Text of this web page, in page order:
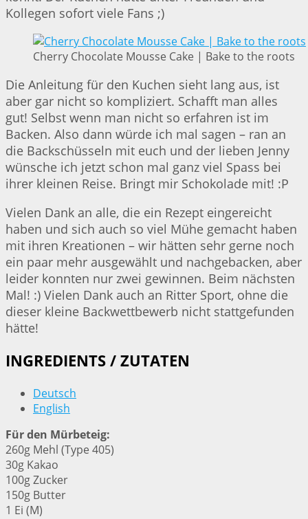
Kollegen sofort viele Fans ;)
Cherry Chocolate Mousse Cake | Bake to the roots
Die Anleitung für den Kuchen sieht lang aus, ist
aber gar nicht so kompliziert. Schafft man alles
gut! Selbst wenn man nicht so erfahren ist im
Backen. Also dann würde ich mal sagen – ran an
die Backschüsseln mit euch und der lieben Jenny
wünsche ich jetzt schon mal ganz viel Spass bei
ihrer kleinen Reise. Bringt mir Schokolade mit! :P
Vielen Dank an alle, die ein Rezept eingereicht
haben und sich auch so viel Mühe gemacht haben
mit ihren Kreationen – wir hätten sehr gerne noch
ein paar mehr ausgewählt und nachgebacken, aber
leider konnten nur zwei gewinnen. Beim nächsten
Mal! :) Vielen Dank auch an Ritter Sport, ohne die
dieser kleine Backwettbewerb nicht stattgefunden
hätte!
INGREDIENTS / ZUTATEN
Deutsch
English
Für den Mürbeteig:
260g Mehl (Type 405)
30g Kakao
100g Zucker
150g Butter
1 Ei (M)